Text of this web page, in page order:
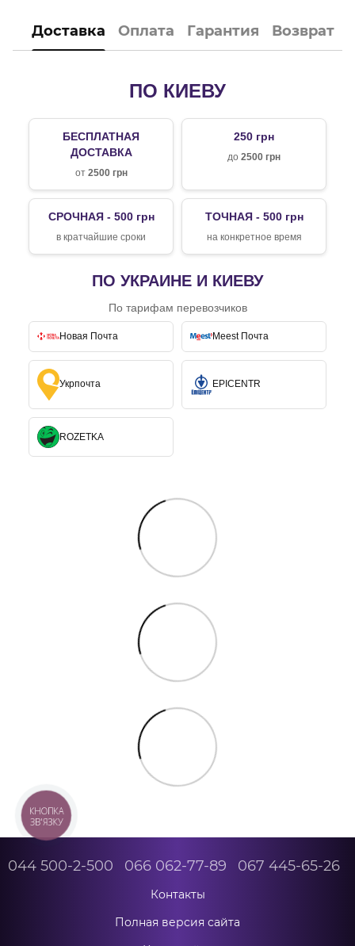
Доставка Оплата Гарантия Возврат
ПО КИЕВУ
БЕСПЛАТНАЯ
ДОСТАВКА
от 2500 грн
250 грн
до 2500 грн
СРОЧНАЯ - 500 грн
в кратчайшие сроки
ТОЧНАЯ - 500 грн
на конкретное время
ПО УКРАИНЕ И КИЕВУ
По тарифам перевозчиков
Новая Почта Meest Почта
Укрпочта EPICENTR
ROZETKA
044 500-2-500 066 062-77-89 067 445-65-26
Контакты
Полная версия сайта
КНОПКА
ЗВ'ЯЗКУ